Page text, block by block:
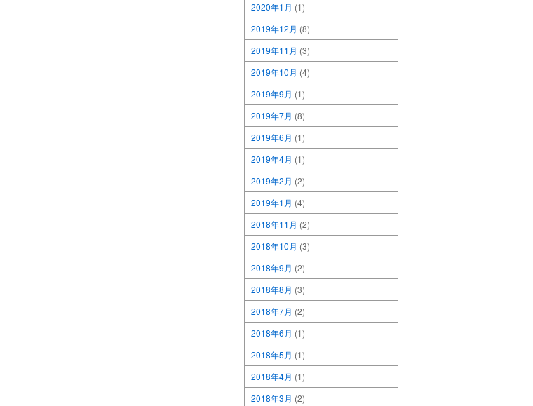
2020年1月 (1)
2019年12月 (8)
2019年11月 (3)
2019年10月 (4)
2019年9月 (1)
2019年7月 (8)
2019年6月 (1)
2019年4月 (1)
2019年2月 (2)
2019年1月 (4)
2018年11月 (2)
2018年10月 (3)
2018年9月 (2)
2018年8月 (3)
2018年7月 (2)
2018年6月 (1)
2018年5月 (1)
2018年4月 (1)
2018年3月 (2)